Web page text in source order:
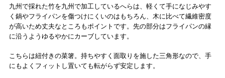
九州で採れた竹を九州で加工しているへらは、軽くて手になじみやす
く鍋やフライパンを傷つけにくいのはもちろん、木に比べて繊維密度
が高いため丈夫なところもポイントです。先の部分はフライパンの縁
に沿うようゆるやかにカーブしています。
こちらは紐付きの菜箸。持ちやすく面取りを施した三角形なので、手
にもよくフィットし置いても転がらず安定します。